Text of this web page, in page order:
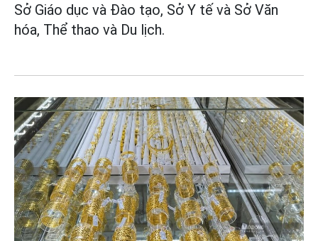
Sở Giáo dục và Đào tạo, Sở Y tế và Sở Văn
hóa, Thể thao và Du lịch.